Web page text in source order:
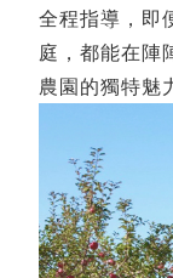
全程指導，即
庭，都能在陣
農園的獨特魅